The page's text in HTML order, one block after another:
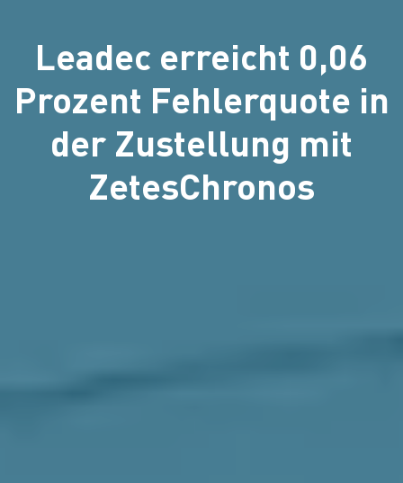
Leadec erreicht 0,06
Prozent Fehlerquote in
der Zustellung mit
ZetesChronos